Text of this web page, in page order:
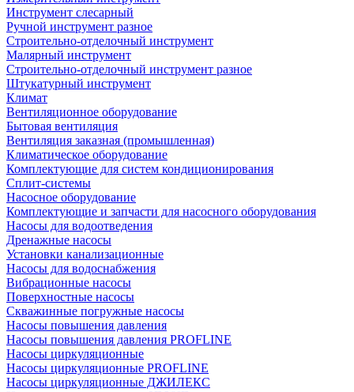
Инструмент слесарный
Ручной инструмент разное
Строительно-отделочный инструмент
Малярный инструмент
Строительно-отделочный инструмент разное
Штукатурный инструмент
Климат
Вентиляционное оборудование
Бытовая вентиляция
Вентиляция заказная (промышленная)
Климатическое оборудование
Комплектующие для систем кондиционирования
Сплит-системы
Насосное оборудование
Комплектующие и запчасти для насосного оборудования
Насосы для водоотведения
Дренажные насосы
Установки канализационные
Насосы для водоснабжения
Вибрационные насосы
Поверхностные насосы
Скважинные погружные насосы
Насосы повышения давления
Насосы повышения давления PROFLINE
Насосы циркуляционные
Насосы циркуляционные PROFLINE
Насосы циркуляционные ДЖИЛЕКС